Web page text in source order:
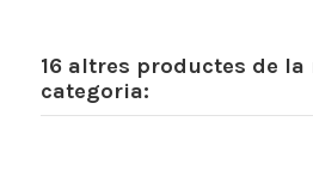
16 altres productes de la
categoria: